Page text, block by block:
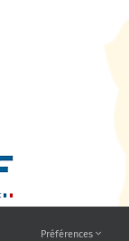
Préférences